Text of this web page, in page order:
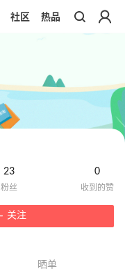
社区 热品
23 0
关注
晒单